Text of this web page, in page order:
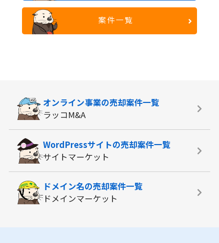
案件一覧
オンライン事業の売却案件一覧
ラッコM&A
WordPressサイトの売却案件一覧
サイトマーケット
ドメイン名の売却案件一覧
ドメインマーケット